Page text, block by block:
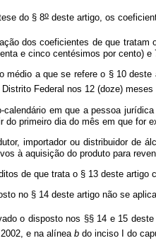
do § 8o deste artigo, os
dos coeficientes de que tratam
e cinco centésimos por cento)
médio a que se refere o § 10
Federal nos 12 (doze)
em que a pessoa
do primeiro dia do mês em que for
importador ou distribuidor de
à aquisição do produto para
de que trata o § 13 deste artigo
no § 14 deste artigo não se
o disposto nos §§ 14 e 15
e na alínea b do inciso I do